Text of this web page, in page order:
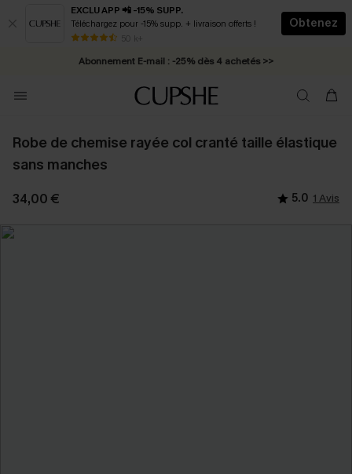
EXCLU APP 📲 -15% SUPP.
Téléchargez pour -15% supp. + livraison offerts !
50 k+
Obtenez
* Livraison éclair 2-3 jours ouvrés >>
Abonnement E-mail : -25% dès 4 achetés >>
Robe de chemise rayée col cranté taille élastique
sans manches
34,00 € 5.0 1 Avis